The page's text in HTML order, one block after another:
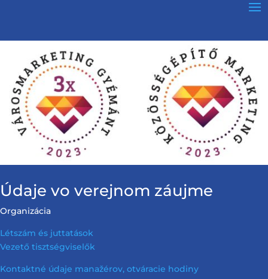
Údaje vo verejnom záujme
Organizácia
Létszám és juttatások
Vezető tisztségviselők
Kontaktné údaje manažérov, otváracie hodiny